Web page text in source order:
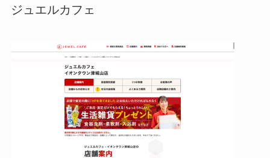
ジュエルカフェ